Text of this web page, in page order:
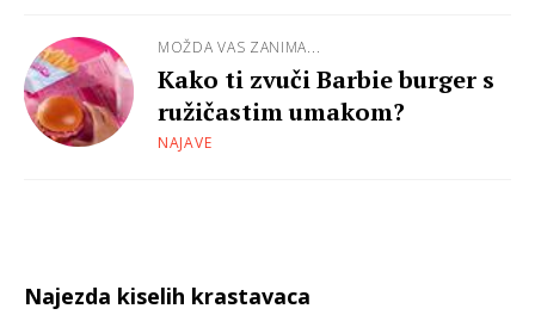
MOŽDA VAS ZANIMA...
Kako ti zvuči Barbie burger s
ružičastim umakom?
NAJAVE
Najezda kiselih krastavaca